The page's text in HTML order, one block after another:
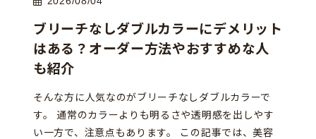
ブリーチなしダブルカラーにデメリット
はある？オーダー方法やおすすめな人
も紹介
そんな方に人気なのがブリーチなしダブルカラーで
す。 通常のカラーよりも明るさや透明感を出しやす
い一方で、注意点もあります。 この記事では、美容